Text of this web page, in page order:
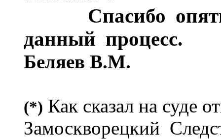
Спасибо
данный процесс.
Беляев В.М.
(*) Как сказал на суде
Замоскворецкий